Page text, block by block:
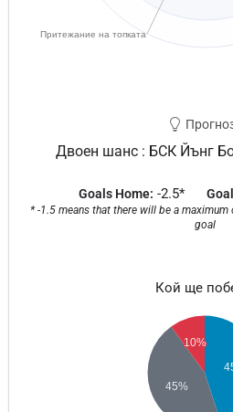
Двоен шанс : БСК Йънг
Goals Home: -2.5*
* -1.5 means that there will be a
goal
Кой ще